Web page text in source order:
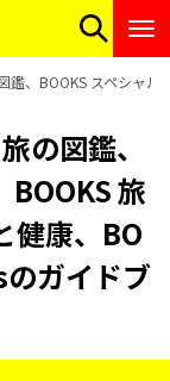
鑑、BOOKS スペシャ
の図鑑、
BOOKS 旅
健康、BO
ガイドブ